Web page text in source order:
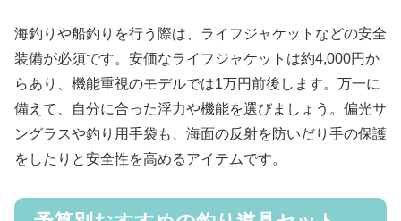
海釣りや船釣りを行う際は、ライフジャケットなどの安全
装備が必須です。安価なライフジャケットは約4,000円か
らあり、機能重視のモデルでは1万円前後します。万一に
備えて、自分に合った浮力や機能を選びましょう。偏光サ
ングラスや釣り用手袋も、海面の反射を防いだり手の保護
をしたりと安全性を高めるアイテムです。